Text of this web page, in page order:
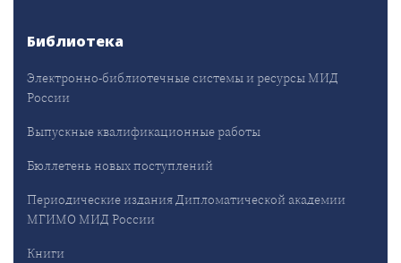
Библиотека
Электронно-библиотечные системы и ресурсы МИД
России
Выпускные квалификационные работы
Бюллетень новых поступлений
Периодические издания Дипломатической академии
МГИМО МИД России
Книги